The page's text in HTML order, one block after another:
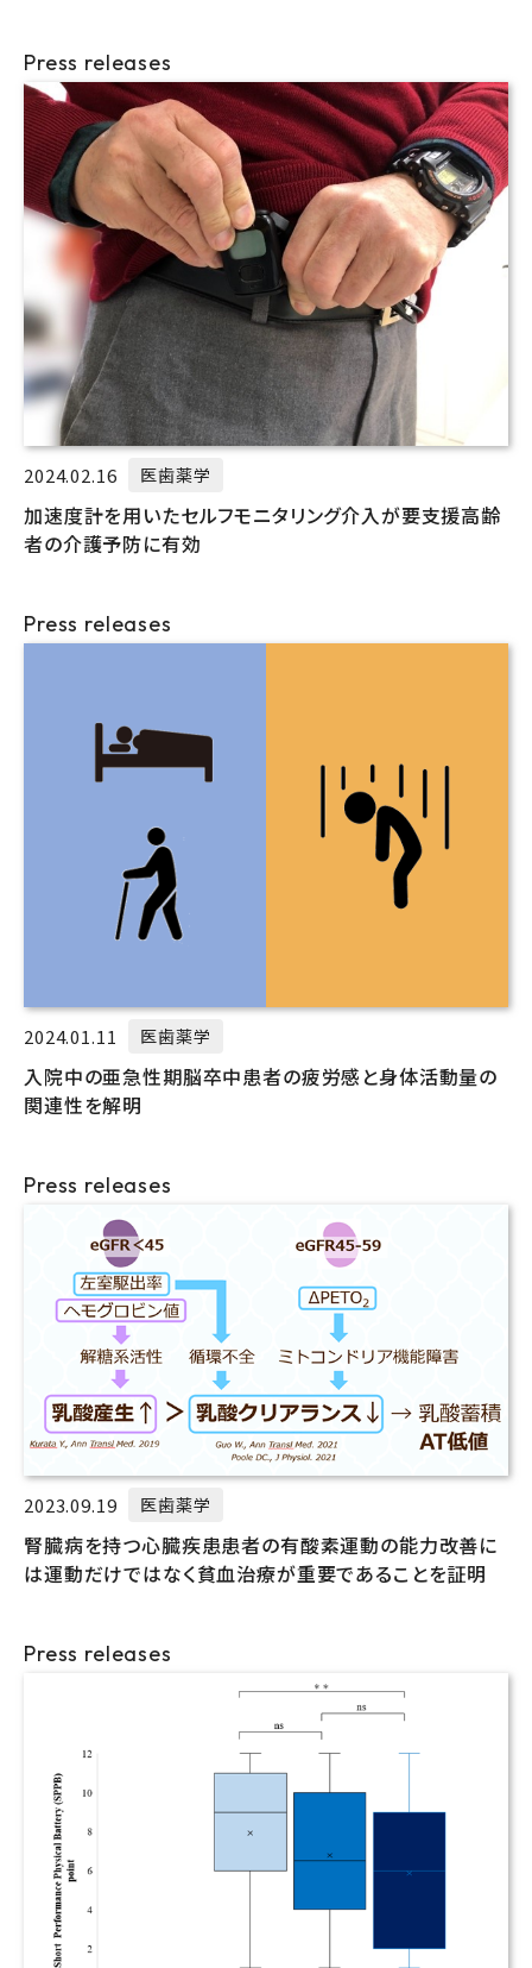
Press releases
2024.02.16 医歯薬学
加速度計を用いたセルフモニタリング介入が要支援高齢
者の介護予防に有効
Press releases
2024.01.11 医歯薬学
入院中の亜急性期脳卒中患者の疲労感と身体活動量の
関連性を解明
Press releases
2023.09.19 医歯薬学
腎臓病を持つ心臓疾患患者の有酸素運動の能力改善に
は運動だけではなく貧血治療が重要であることを証明
Press releases